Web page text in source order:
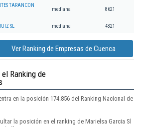
TARANCON
mediana 8621
SL mediana 4321
Ver Ranking de Empresas de Cuenca
el Ranking de
en la posición 174.856 del Ranking Nacional de
la posición en el ranking de Marielsa Garcia Sl